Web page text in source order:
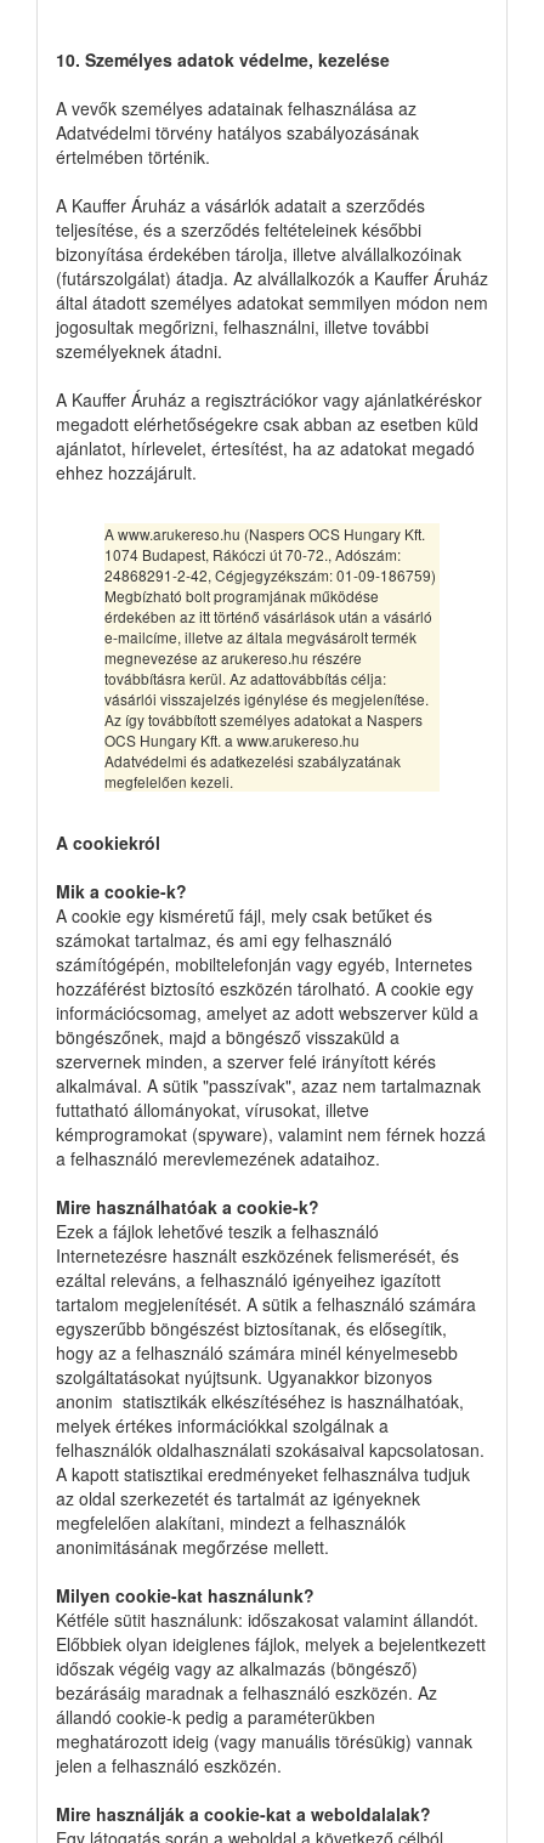
10. Személyes adatok védelme, kezelése
A vevők személyes adatainak felhasználása az
Adatvédelmi törvény hatályos szabályozásának
értelmében történik.
A Kauffer Áruház a vásárlók adatait a szerződés
teljesítése, és a szerződés feltételeinek későbbi
bizonyítása érdekében tárolja, illetve alvállalkozóinak
(futárszolgálat) átadja. Az alvállalkozók a Kauffer Áruház
által átadott személyes adatokat semmilyen módon nem
jogosultak megőrizni, felhasználni, illetve további
személyeknek átadni.
A Kauffer Áruház a regisztrációkor vagy ajánlatkéréskor
megadott elérhetőségekre csak abban az esetben küld
ajánlatot, hírlevelet, értesítést, ha az adatokat megadó
ehhez hozzájárult.
A www.arukereso.hu (Naspers OCS Hungary Kft.
1074 Budapest, Rákóczi út 70-72., Adószám:
24868291-2-42, Cégjegyzékszám: 01-09-186759)
Megbízható bolt programjának működése
érdekében az itt történő vásárlások után a vásárló
e-mailcíme, illetve az általa megvásárolt termék
megnevezése az arukereso.hu részére
továbbításra kerül. Az adattovábbítás célja:
vásárlói visszajelzés igénylése és megjelenítése.
Az így továbbított személyes adatokat a Naspers
OCS Hungary Kft. a www.arukereso.hu
Adatvédelmi és adatkezelési szabályzatának
megfelelően kezeli.
A cookiekról
Mik a cookie-k?
A cookie egy kisméretű fájl, mely csak betűket és
számokat tartalmaz, és ami egy felhasználó
számítógépén, mobiltelefonján vagy egyéb, Internetes
hozzáférést biztosító eszközén tárolható. A cookie egy
információcsomag, amelyet az adott webszerver küld a
böngészőnek, majd a böngésző visszaküld a
szervernek minden, a szerver felé irányított kérés
alkalmával. A sütik "passzívak", azaz nem tartalmaznak
futtatható állományokat, vírusokat, illetve
kémprogramokat (spyware), valamint nem férnek hozzá
a felhasználó merevlemezének adataihoz.
Mire használhatóak a cookie-k?
Ezek a fájlok lehetővé teszik a felhasználó
Internetezésre használt eszközének felismerését, és
ezáltal releváns, a felhasználó igényeihez igazított
tartalom megjelenítését. A sütik a felhasználó számára
egyszerűbb böngészést biztosítanak, és elősegítik,
hogy az a felhasználó számára minél kényelmesebb
szolgáltatásokat nyújtsunk. Ugyanakkor bizonyos 
anonim  statisztikák elkészítéséhez is használhatóak,
melyek értékes információkkal szolgálnak a
felhasználók oldalhasználati szokásaival kapcsolatosan.
A kapott statisztikai eredményeket felhasználva tudjuk
az oldal szerkezetét és tartalmát az igényeknek
megfelelően alakítani, mindezt a felhasználók
anonimitásának megőrzése mellett.
Milyen cookie-kat használunk?
Kétféle sütit használunk: időszakosat valamint állandót.
Előbbiek olyan ideiglenes fájlok, melyek a bejelentkezett
időszak végéig vagy az alkalmazás (böngésző)
bezárásáig maradnak a felhasználó eszközén. Az
állandó cookie-k pedig a paraméterükben
meghatározott ideig (vagy manuális törésükig) vannak
jelen a felhasználó eszközén.
Mire használják a cookie-kat a weboldalalak?
Egy látogatás során a weboldal a következő célból